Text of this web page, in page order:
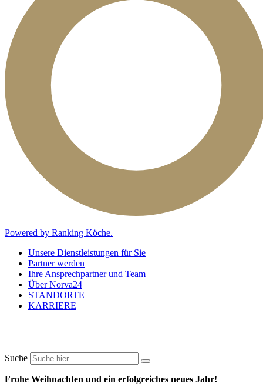
Powered by Ranking Köche.
Unsere Dienstleistungen für Sie
Partner werden
Ihre Ansprechpartner und Team
Über Norva24
STANDORTE
KARRIERE
Suche
Frohe Weihnachten und ein erfolgreiches neues Jahr!